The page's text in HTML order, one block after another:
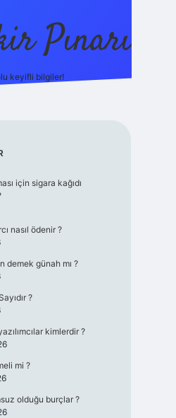
Pınarı
keyifli bilgiler!
için sigara kağıdı
nasıl ödenir ?
demek günah mı ?
?
kimlerdir ?
mi ?
olduğu burçlar ?